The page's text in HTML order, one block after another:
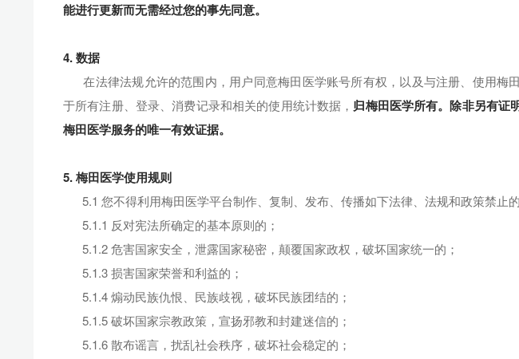
能进行更新而无需经过您的事先同意。
4. 数据
在法律法规允许的范围内，用户同意梅田医学账号所有权，以及与注册、使用梅
于所有注册、登录、消费记录和相关的使用统计数据， 归梅田医学所有。除非另有证
梅田医学服务的唯一有效证据。
5. 梅田医学使用规则
5.1 您不得利用梅田医学平台制作、复制、发布、传播如下法律、法规和政策禁止
5.1.1 反对宪法所确定的基本原则的；
5.1.2 危害国家安全，泄露国家秘密，颠覆国家政权，破坏国家统一的；
5.1.3 损害国家荣誉和利益的；
5.1.4 煽动民族仇恨、民族歧视，破坏民族团结的；
5.1.5 破坏国家宗教政策，宣扬邪教和封建迷信的；
5.1.6 散布谣言，扰乱社会秩序，破坏社会稳定的；